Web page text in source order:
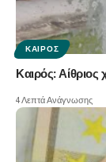
ΚΑΙΡΌΣ
Καιρός:
4 Λεπτά Ανάγνωσης